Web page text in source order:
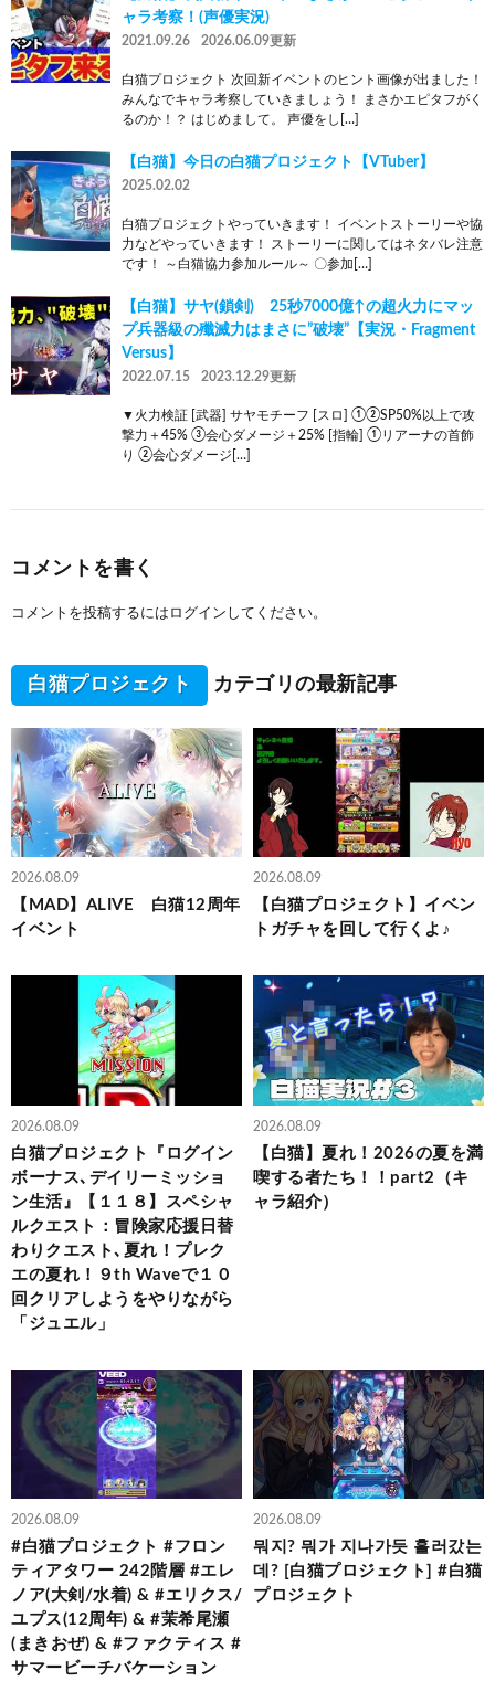
ャラ考察！(声優実況)
2021.09.26 2026.06.09更新
白猫プロジェクト 次回新イベントのヒント画像が出ました！
みんなでキャラ考察していきましょう！ まさかエピタフがく
るのか！？ はじめまして。 声優をし[…]
【白猫】今日の白猫プロジェクト【VTuber】
2025.02.02
白猫プロジェクトやっていきます！ イベントストーリーや協
力などやっていきます！ ストーリーに関してはネタバレ注意
です！ ～白猫協力参加ルール～ 〇参加[…]
【白猫】サヤ(鎖剣) 25秒7000億↑の超火力にマッ
プ兵器級の殲滅力はまさに”破壊”【実況・Fragment
Versus】
2022.07.15 2023.12.29更新
▼火力検証 [武器] サヤモチーフ [スロ] ①②SP50%以上で攻
撃力＋45% ③会心ダメージ＋25% [指輪] ①リアーナの首飾
り ②会心ダメージ[…]
コメントを書く
コメントを投稿するには ログイン してください。
白猫プロジェクト カテゴリの最新記事
2026.08.09
【MAD】ALIVE 白猫12周年
イベント
2026.08.09
【白猫プロジェクト】イベン
トガチャを回して行くよ♪
2026.08.09
白猫プロジェクト『ログイン
ボーナス､デイリーミッショ
ン生活』【１１８】スペシャ
ルクエスト：冒険家応援日替
わりクエスト､夏れ！プレク
エの夏れ！９th Waveで１０
回クリアしようをやりながら
「ジュエル」
2026.08.09
【白猫】夏れ！2026の夏を満
喫する者たち！！part2（キ
ャラ紹介）
2026.08.09
#白猫プロジェクト #フロン
ティアタワー 242階層 #エレ
ノア(大剣/水着) & #エリクス/
ユプス(12周年) & #茉希尾瀬
(まきおぜ) & #ファクティス #
サマービーチバケーション
2026.08.09
뭐지? 뭐가 지나가듯 흘러갔는
데? [白猫プロジェクト] #白猫
プロジェクト